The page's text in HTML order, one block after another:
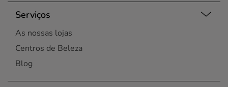
Serviços
As nossas lojas
Centros de Beleza
Blog